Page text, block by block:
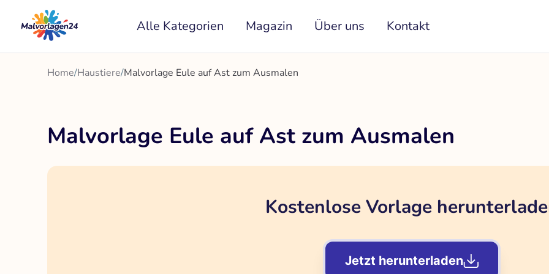
Inhalt
springen
Alle Kategorien Magazin Über uns Kontakt
Home/Haustiere/Malvorlage Eule auf Ast zum Ausmalen
Malvorlage Eule auf Ast zum Ausmalen
Kostenlose Vorlage
Jetzt herunterladen